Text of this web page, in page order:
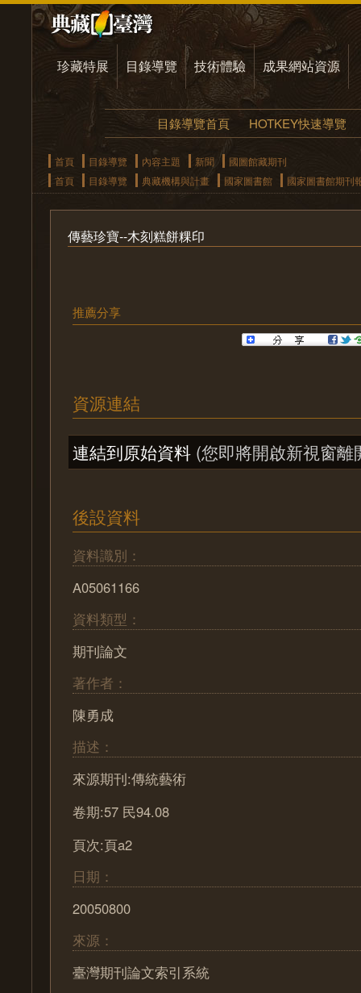
珍藏特展 目錄導覽 技術體驗 成果網站資源
目錄導覽首頁 HOTKEY快速導覽
首頁 目錄導覽 內容主題 新聞
國圖館藏期刊
首頁
目錄導覽 典藏機構與計畫 國家圖書館 國家圖書館期刊
傳藝珍寶--木刻糕餅粿印
推薦分享
資源連結
連結到原始資料 (您即將開啟新視窗離
後設資料
資料識別：
A05061166
資料類型：
期刊論文
著作者：
陳勇成
描述：
來源期刊:傳統藝術
卷期:57 民94.08
頁次:頁a2
日期：
20050800
來源：
臺灣期刊論文索引系統